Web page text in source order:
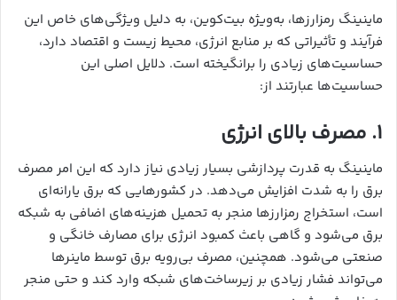
ماینینگ رمزارزها، به‌ویژه بیت‌کوین، به دلیل ویژگی‌های خاص این
فرآیند و تأثیراتی که بر منابع انرژی، محیط زیست و اقتصاد دارد،
حساسیت‌های زیادی را برانگیخته است. دلایل اصلی این
حساسیت‌ها عبارتند از:
۱. مصرف بالای انرژی
ماینینگ به قدرت پردازشی بسیار زیادی نیاز دارد که این امر مصرف
برق را به شدت افزایش می‌دهد. در کشورهایی که برق یارانه‌ای
است، استخراج رمزارزها منجر به تحمیل هزینه‌های اضافی به شبکه
برق می‌شود و گاهی باعث کمبود انرژی برای مصارف خانگی و
صنعتی می‌شود. همچنین، مصرف بی‌رویه برق توسط ماینرها
می‌تواند فشار زیادی بر زیرساخت‌های شبکه وارد کند و حتی منجر